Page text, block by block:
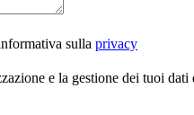
sulla privacy
e la gestione dei tuoi dati